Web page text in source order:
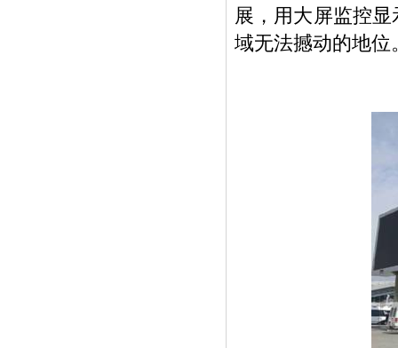
展，用大屏监控
域无法撼动的地位